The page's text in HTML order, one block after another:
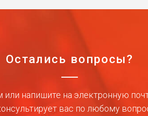
Остались вопросы?
или напишите на электронную
вас по любому